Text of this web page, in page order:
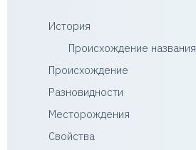
История
Происхождение названия
Происхождение
Разновидности
Месторождения
Свойства